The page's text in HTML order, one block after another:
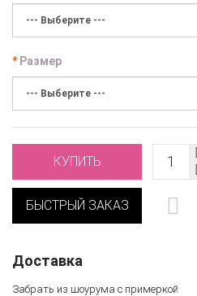
Размер
КУПИТЬ
БЫСТРЫЙ ЗАКАЗ
Доставка
Забрать из шоурума с примеркой